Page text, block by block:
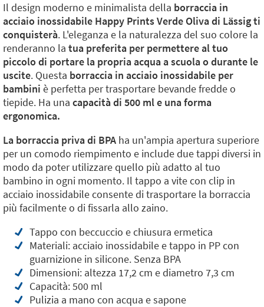
Il design moderno e minimalista della borraccia in
acciaio inossidabile Happy Prints Verde Oliva di Lässig ti
conquisterà. L'eleganza e la naturalezza del suo colore la
renderanno la tua preferita per permettere al tuo
piccolo di portare la propria acqua a scuola o durante le
uscite. Questa borraccia in acciaio inossidabile per
bambini è perfetta per trasportare bevande fredde o
tiepide. Ha una capacità di 500 ml e una forma
ergonomica.
La borraccia priva di BPA ha un'ampia apertura superiore
per un comodo riempimento e include due tappi diversi in
modo da poter utilizzare quello più adatto al tuo
bambino in ogni momento. Il tappo a vite con clip in
acciaio inossidabile consente di trasportare la borraccia
più facilmente o di fissarla allo zaino.
Tappo con beccuccio e chiusura ermetica
Materiali: acciaio inossidabile e tappo in PP con
guarnizione in silicone. Senza BPA
Dimensioni: altezza 17,2 cm e diametro 7,3 cm
Capacità: 500 ml
Pulizia a mano con acqua e sapone